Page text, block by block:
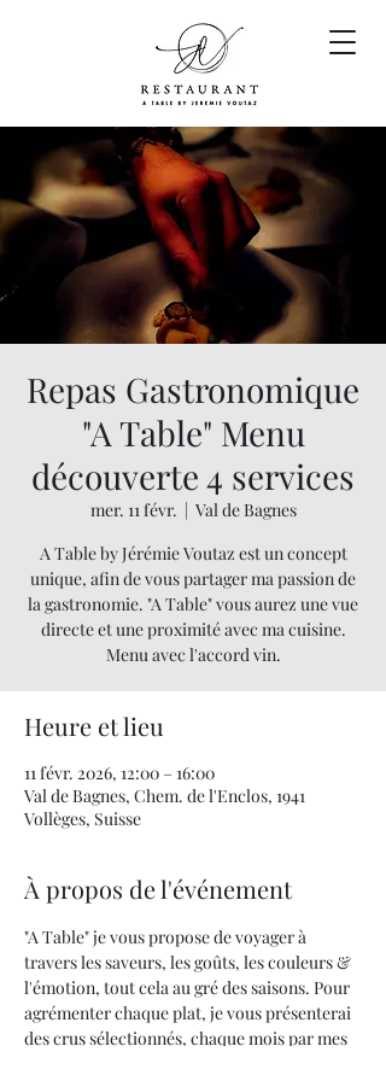
Repas Gastronomique
"A Table" Menu
découverte 4 services
mer. 11 févr.
  |
Val de Bagnes
A Table by Jérémie Voutaz est un concept
unique, afin de vous partager ma passion de
la gastronomie. "A Table" vous aurez une vue
directe et une proximité avec ma cuisine.
Menu avec l'accord vin.
Heure et lieu
11 févr. 2026, 12:00 – 16:00
Val de Bagnes, Chem. de l'Enclos, 1941
Vollèges, Suisse
À propos de l'événement
"A Table" je vous propose de voyager à
travers les saveurs, les goûts, les couleurs &
l'émotion, tout cela au gré des saisons. Pour
agrémenter chaque plat, je vous présenterai
des crus sélectionnés, chaque mois par mes